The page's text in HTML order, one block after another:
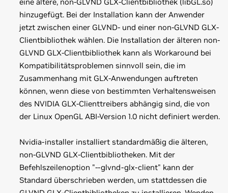
hinzugefügt. Bei der Installation kann der Anwender
jetzt zwischen einer GLVND- und einer non-GLVND GLX-
Clientbibliothek wählen. Die Installation der älteren non-
GLVND GLX-Clientbibliothek kann als Workaround bei
Kompatibilitätsproblemen sinnvoll sein, die im
Zusammenhang mit GLX-Anwendungen auftreten
können, wenn diese von bestimmten Verhaltensweisen
des NVIDIA GLX-Clienttreibers abhängig sind, die von
der Linux OpenGL ABI-Version 1.0 nicht definiert werden.
Nvidia-installer installiert standardmäßig die älteren,
non-GLVND GLX-Clientbibliotheken. Mit der
Befehlszeilenoption "--glvnd-glx-client" kann der
Standard überschrieben werden, um stattdessen die